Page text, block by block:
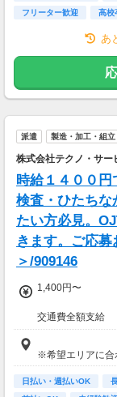
フリーター歓迎
高校
あ
派遣 製造・加工・組立
株式会社テクノ・サー
時給１４００円
検査・ひたち
たい方必見。
きます。ご応
＞/909146
1,400円〜
交通費全額支給
即払い制度有
※希望エリアに合
日払い・週払いOK